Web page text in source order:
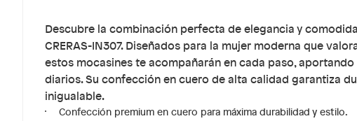
Descubre la combinación perfecta de elegancia y
CRERAS-IN307. Diseñados para la mujer moderna que
estos mocasines te acompañarán en cada paso,
diarios. Su confección en cuero de alta calidad garantiza
inigualable.
Confección premium en cuero para máxima durabilidad y estilo.